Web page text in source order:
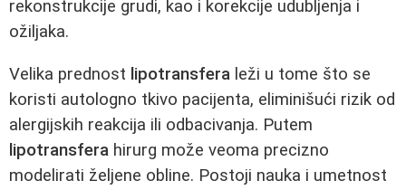
rekonstrukcije grudi, kao i korekcije udubljenja i
ožiljaka.
Velika prednost lipotransfera leži u tome što se
koristi autologno tkivo pacijenta, eliminišući rizik od
alergijskih reakcija ili odbacivanja. Putem
lipotransfera hirurg može veoma precizno
modelirati željene obline. Postoji nauka i umetnost